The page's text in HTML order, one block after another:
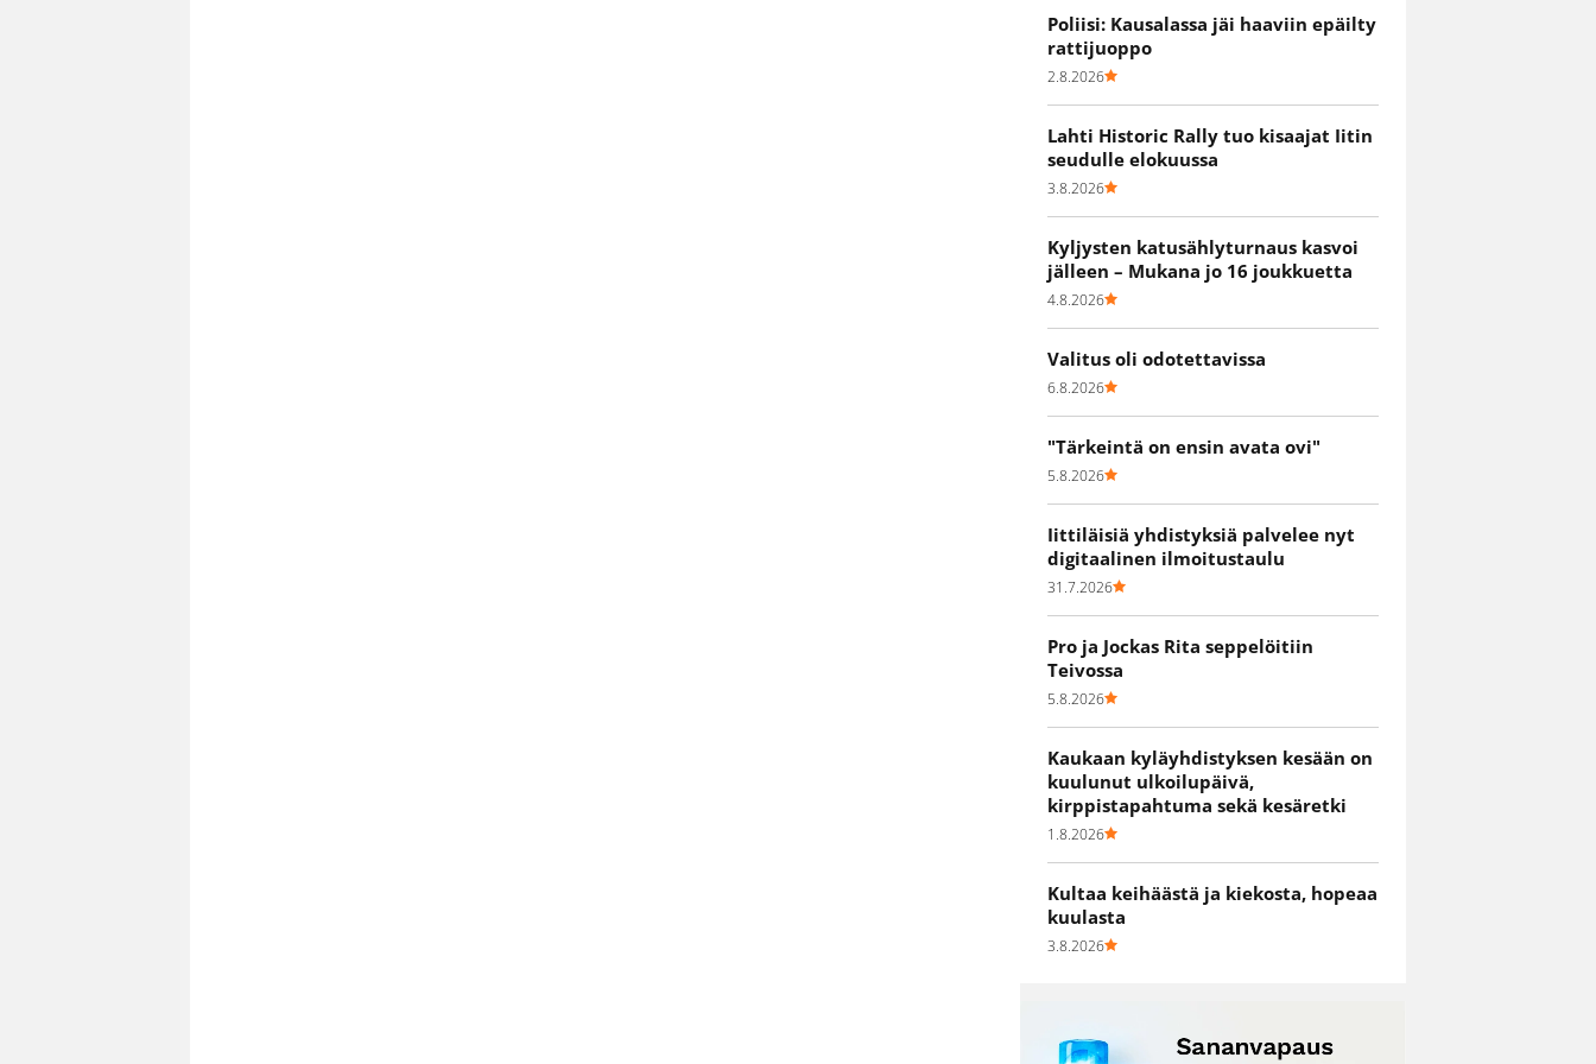
Poliisi: Kausalassa jäi haaviin epäilty
rattijuoppo
2.8.2026
Lahti Historic Rally tuo kisaajat Iitin
seudulle elokuussa
3.8.2026
Kyljysten katusählyturnaus kasvoi
jälleen – Mukana jo 16 joukkuetta
4.8.2026
Valitus oli odotettavissa
6.8.2026
"Tärkeintä on ensin avata ovi"
5.8.2026
Iittiläisiä yhdistyksiä palvelee nyt
digitaalinen ilmoitustaulu
31.7.2026
Pro ja Jockas Rita seppelöitiin
Teivossa
5.8.2026
Kaukaan kyläyhdistyksen kesään on
kuulunut ulkoilupäivä,
kirppistapahtuma sekä kesäretki
1.8.2026
Kultaa keihäästä ja kiekosta, hopeaa
kuulasta
3.8.2026